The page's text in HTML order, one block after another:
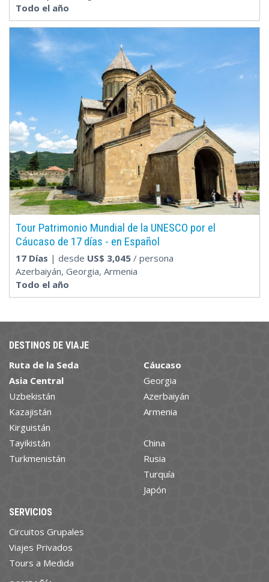
Todo el año
Tour Patrimonio Mundial de la UNESCO por el
Cáucaso de 17 días - en Español
17 Días | desde US$ 3,045 / persona
Azerbaiyán, Georgia, Armenia
Todo el año
DESTINOS DE VIAJE
Ruta de la Seda
Asia Central
Uzbekistán
Kazajistán
Kirguistán
Tayikistán
Turkmenistán
Cáucaso
Georgia
Azerbaiyán
Armenia
China
Rusia
Turquía
Japón
SERVICIOS
Circuitos Grupales
Viajes Privados
Tours a Medida